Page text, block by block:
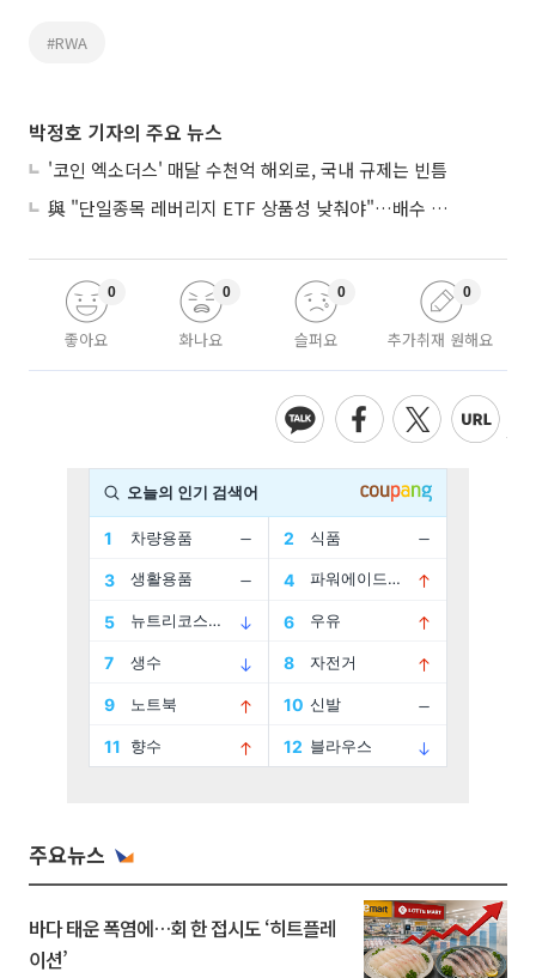
#RWA
박정호 기자의 주요 뉴스
'코인 엑소더스' 매달 수천억 해외로, 국내 규제는 빈틈
與 "단일종목 레버리지 ETF 상품성 낮춰야"…배수 조정안도 거론
좋아요
0
화나요
0
슬퍼요
0
추가취재 원해요
0
주요뉴스
바다 태운 폭염에…회 한 접시도 ‘히트플레
이션’